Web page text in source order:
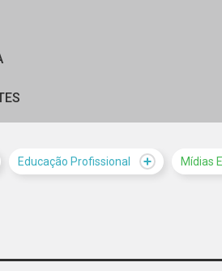
E EMPREGO
Educação Profissional Mídias